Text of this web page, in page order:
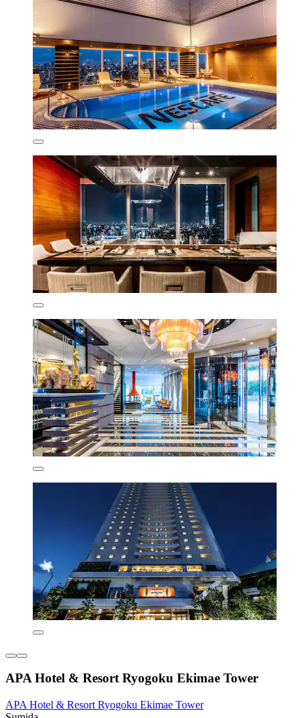
APA Hotel & Resort Ryogoku Ekimae Tower
APA Hotel & Resort Ryogoku Ekimae Tower